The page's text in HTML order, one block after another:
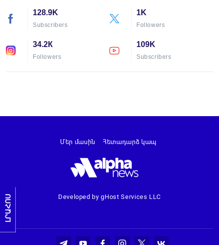
128.9K
Subscribers
1K
Followers
34.2К
Followers
109K
Subscribers
ԼՐԱՀՈՍ Developed by gHost Services LLC
Մեր մասին Հետադարձ կապ